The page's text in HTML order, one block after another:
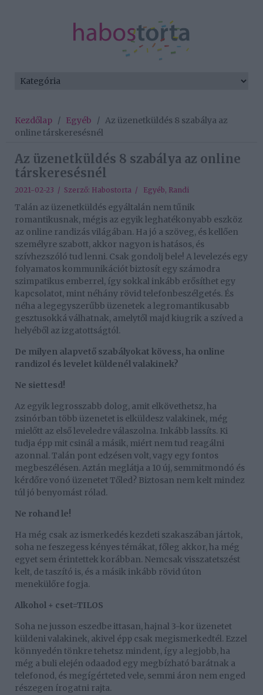
Kezdőlap / Egyéb / Az üzenetküldés 8 szabálya az
online társkeresésnél
Az üzenetküldés 8 szabálya az online
társkeresésnél
2021-02-23 / Szerző: Habostorta / Egyéb, Randi
Talán az üzenetküldés egyáltalán nem tűnik
romantikusnak, mégis az egyik leghatékonyabb eszköz
az online randizás világában. Ha jó a szöveg, és kellően
személyre szabott, akkor nagyon is hatásos, és
szívhezszóló tud lenni. Csak gondolj bele! A levelezés egy
folyamatos kommunikációt biztosít egy számodra
szimpatikus emberrel, így sokkal inkább erősíthet egy
kapcsolatot, mint néhány rövid telefonbeszélgetés. És
néha a legegyszerűbb üzenetek a legromantikusabb
gesztusokká válhatnak, amelytől majd kiugrik a szíved a
helyéből az izgatottságtól.
De milyen alapvető szabályokat kövess, ha online
randizol és levelet küldenél valakinek?
Ne siettesd!
Az egyik legrosszabb dolog, amit elkövethetsz, ha
zsinórban több üzenetet is elküldesz valakinek, még
mielőtt az első leveledre válaszolna. Inkább lassíts. Ki
tudja épp mit csinál a másik, miért nem tud reagálni
azonnal. Talán pont edzésen volt, vagy egy fontos
megbeszélésen. Aztán meglátja a 10 új, semmitmondó és
kérdőre vonó üzenetet Tőled? Biztosan nem kelt mindez
túl jó benyomást rólad.
Ne rohand le!
Ha még csak az ismerkedés kezdeti szakaszában jártok,
soha ne feszegess kényes témákat, főleg akkor, ha még
egyet sem érintettek korábban. Nemcsak visszatetszést
kelt, de taszító is, és a másik inkább rövid úton
menekülőre fogja.
Alkohol + cset=TILOS
Soha ne jusson eszedbe ittasan, hajnal 3-kor üzenetet
küldeni valakinek, akivel épp csak megismerkedtél. Ezzel
könnyedén tönkre tehetsz mindent, így a legjobb, ha
még a buli elején odaadod egy megbízható barátnak a
telefonod, és megígérteted vele, semmi áron nem enged
részegen írogatni rajta.